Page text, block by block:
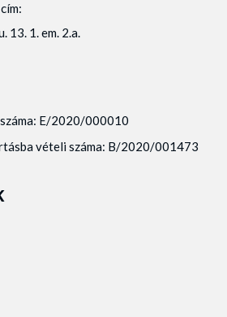
13. 1. em. 2.a.
E/2020/000010
vételi száma: B/2020/001473